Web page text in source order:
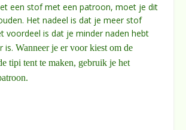
een stof met een patroon, moet je dit
Het nadeel is dat je meer stof
voordeel is dat je minder naden hebt
is. Wanneer je er voor kiest om de
tipi tent te maken, gebruik je het